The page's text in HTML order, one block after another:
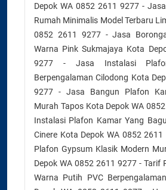
Depok WA 0852 2611 9277 -
Rumah Minimalis Model Terbaru
0852 2611 9277 - Jasa
Warna Pink Sukmajaya Kota
9277 - Jasa Instalasi
Berpengalaman Cilodong Kota
9277 - Jasa Bangun Plafon
Murah Tapos Kota Depok WA
Instalasi Plafon Kamar Yang
Cinere Kota Depok WA 0852
Plafon Gypsum Klasik Modern
Depok WA 0852 2611 9277 - Tarif
Warna Putih PVC